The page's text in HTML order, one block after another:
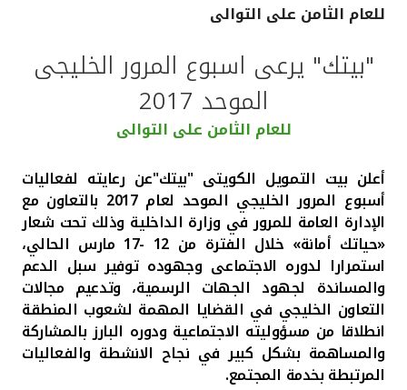
القنوات المصرفية
أدوات وخدمات
خدمات ما بعد البيع
اتصل بنا
مواقع الفروع وأجهزة الصرف الآلي
ألمانيا
ماليزيا
للعام الثامن على التوالى
"بيتك" يرعى اسبوع المرور الخليجى
الموحد 2017
للعام الثامن على التوالى
أعلن بيت التمويل الكويتى "بيتك"عن رعايته لفعاليات
أسبوع المرور الخليجي الموحد لعام 2017 بالتعاون مع
الإدارة العامة للمرور في وزارة الداخلية وذلك تحت شعار
«حياتك أمانة» خلال الفترة من 12 -17 مارس الحالي،
استمرارا لدوره الاجتماعى وجهوده توفير سبل الدعم
والمساندة لجهود الجهات الرسمية، وتدعيم مجالات
التعاون الخليجي في القضايا المهمة لشعوب المنطقة
انطلاقا من مسؤوليته الاجتماعية ودوره البارز بالمشاركة
والمساهمة بشكل كبير في نجاح الانشطة والفعاليات
المرتبطة بخدمة المجتمع.